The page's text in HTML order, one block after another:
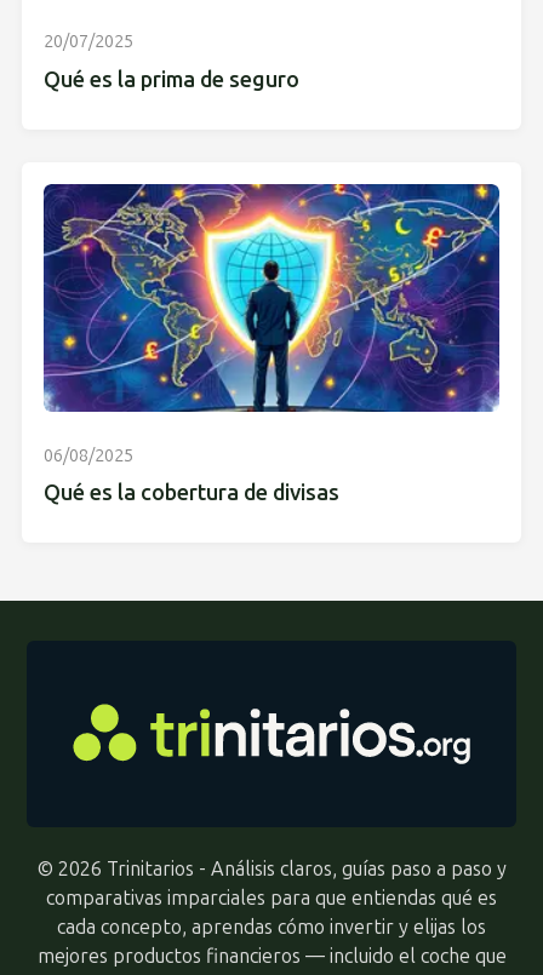
20/07/2025
Qué es la prima de seguro
06/08/2025
Qué es la cobertura de divisas
© 2026 Trinitarios - Análisis claros, guías paso a paso y
comparativas imparciales para que entiendas qué es
cada concepto, aprendas cómo invertir y elijas los
mejores productos financieros — incluido el coche que